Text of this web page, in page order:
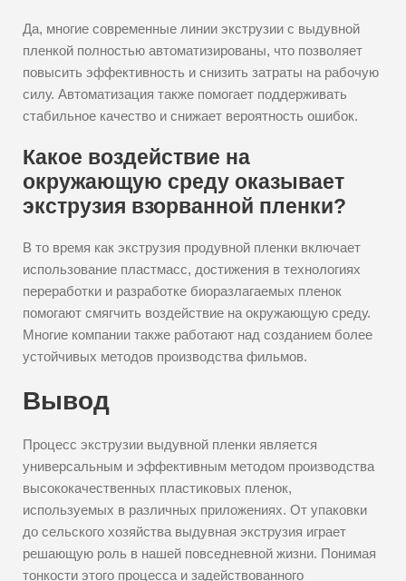
Да, многие современные линии экструзии с выдувной
пленкой полностью автоматизированы, что позволяет
повысить эффективность и снизить затраты на рабочую
силу. Автоматизация также помогает поддерживать
стабильное качество и снижает вероятность ошибок.
Какое воздействие на
окружающую среду оказывает
экструзия взорванной пленки?
В то время как экструзия продувной пленки включает
использование пластмасс, достижения в технологиях
переработки и разработке биоразлагаемых пленок
помогают смягчить воздействие на окружающую среду.
Многие компании также работают над созданием более
устойчивых методов производства фильмов.
Вывод
Процесс экструзии выдувной пленки является
универсальным и эффективным методом производства
высококачественных пластиковых пленок,
используемых в различных приложениях. От упаковки
до сельского хозяйства выдувная экструзия играет
решающую роль в нашей повседневной жизни. Понимая
тонкости этого процесса и задействованного